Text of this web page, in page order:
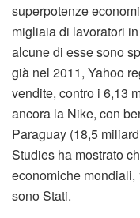
superpotenze
migliaia di lavoratori
alcune di esse sono
già nel 2011, Yahoo
vendite, contro i 6,13
ancora la Nike, con
Paraguay (18,5
Studies ha mostrato
economiche
sono Stati.